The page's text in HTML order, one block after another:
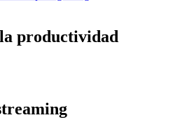
productividad